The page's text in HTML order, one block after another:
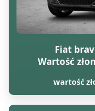
Fiat
Wartość
wartość